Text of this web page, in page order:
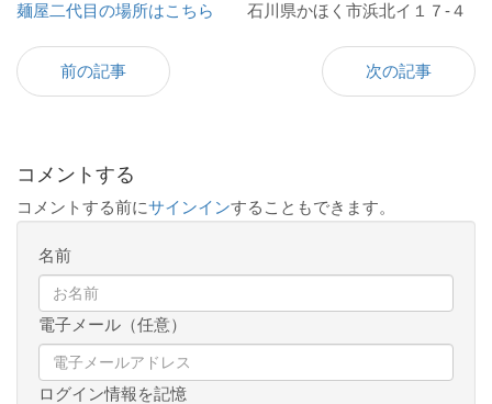
麺屋二代目の場所はこちら
石川県かほく市浜北イ１７-４
前の記事 次の記事
コメントする
コメントする前にサインインすることもできます。
名前
電子メール（任意）
ログイン情報を記憶